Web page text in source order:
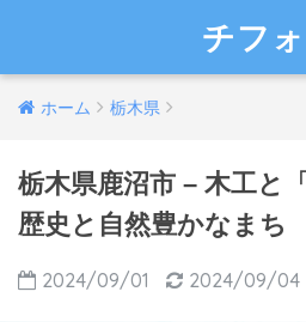
チフ
ホーム 栃木県
栃木県鹿沼市 – 木工と
歴史と自然豊かなまち
2024/09/01 2024/09/04